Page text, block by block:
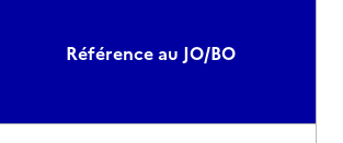
Référence au JO/BO